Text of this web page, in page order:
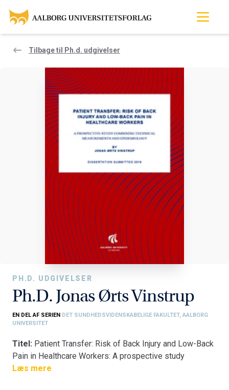
Tilbage til Ph.d. udgivelser
PH.D. UDGIVELSER
Ph.D. Jonas Ørts Vinstrup
EN DEL AF SERIEN DET SUNDHEDSVIDENSKABELIGE FAKULTET, AALBORG
UNIVERSITET
Titel: Patient Transfer: Risk of Back Injury and Low-Back
Pain in Healthcare Workers: A prospective study
combining technical measurements and epidemiology
Læs mere